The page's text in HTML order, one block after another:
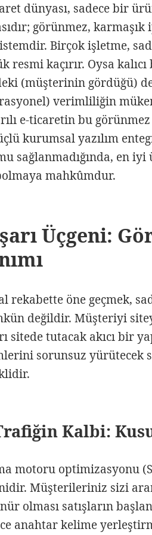
dünyası, sadece bir
görünmez,
Birçok işletme,
resmi kaçırır. Oysa
(müşterinin gördüğü)
verimliliğin
e-ticaretin bu
kurumsal yazılım
sağlanmadığında, en
mahkûmdur.
Üçgeni:
rekabette öne geçmek,
değildir. Müşteriyi
sitede tutacak akıcı bir
sorunsuz yürütecek
Kalbi:
motoru optimizasyonu
Müşterileriniz sizi
olması satışların
anahtar kelime